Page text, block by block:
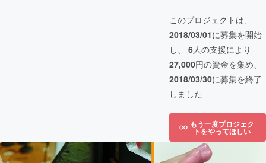
このプロジェクトは、
2018/03/01に募集を開始
し、 6人の支援により
27,000円の資金を集め、
2018/03/30に募集を終了
しました
もう一度プロジェク
トをやってほしい